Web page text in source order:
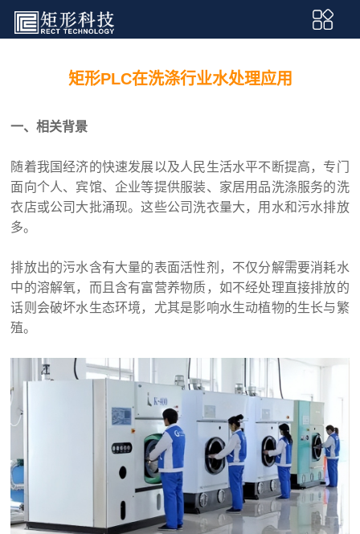
矩形PLC在洗涤行业水处理应用
一、相关背景
随着我国经济的快速发展以及人民生活水平不断提高，专门
面向个人、宾馆、企业等提供服装、家居用品洗涤服务的洗
衣店或公司大批涌现。这些公司洗衣量大，用水和污水排放
多。
排放出的污水含有大量的表面活性剂，不仅分解需要消耗水
中的溶解氧，而且含有富营养物质，如不经处理直接排放的
话则会破坏水生态环境，尤其是影响水生动植物的生长与繁
殖。